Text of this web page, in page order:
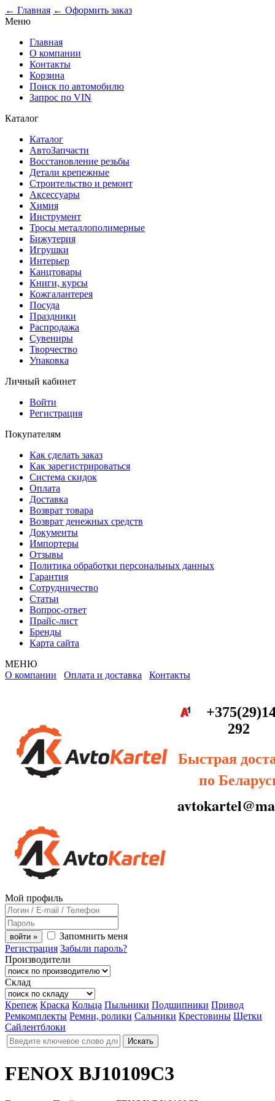
← Главная ← Оформить заказ
Меню
Главная
О компании
Контакты
Корзина
Поиск по автомобилю
Запрос по VIN
Каталог
Каталог
АвтоЗапчасти
Восстановление резьбы
Детали крепежные
Строительство и ремонт
Аксессуары
Химия
Инструмент
Тросы металлополимерные
Бижутерия
Игрушки
Интерьер
Канцтовары
Книги, курсы
Кожгалантерея
Посуда
Праздники
Распродажа
Сувениры
Творчество
Упаковка
Личный кабинет
Войти
Регистрация
Покупателям
Как сделать заказ
Как зарегистрироваться
Система скидок
Оплата
Доставка
Возврат товара
Возврат денежных средств
Документы
Импортеры
Отзывы
Политика обработки персональных данных
Гарантия
Сотрудничество
Статьи
Вопрос-ответ
Прайс-лист
Бренды
Карта сайта
МЕНЮ
О компании Оплата и доставка Контакты
292
Быстрая
по
Мой профиль
войти »
Запомнить меня
Регистрация Забыли пароль?
Производители
Склад
Крепеж Краска Кольца Пыльники Подшипники Привод
Ремкомплекты Ремни, ролики Сальники Крестовины Щетки
Сайлентблоки
FENOX BJ10109C3